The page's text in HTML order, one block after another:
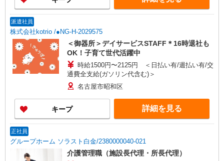
派遣社員
株式会社kotrio /●NG-H-2029575
＜御器所＞デイサービスSTAFF＊16時退社も
OK！子育て世代活躍中
時給1500円〜2125円 ＜日払い有/週払い有/交
通費全支給(ガソリン代含む)＞
名古屋市昭和区
キープ 詳細を見る
正社員
グループホーム ソラスト白金/2380000040-021
介護管理職（施設長代理・所長代理）